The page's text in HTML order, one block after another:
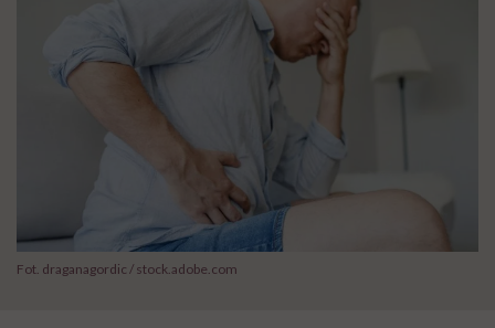
Fot. draganagordic / stock.adobe.com